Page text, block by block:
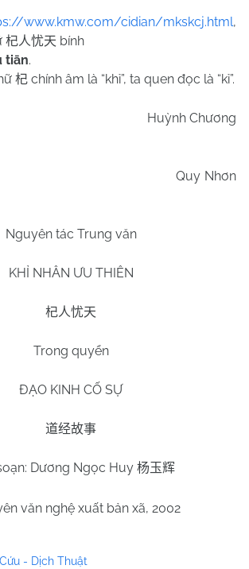
www.kmw.com/cidian/mkskcj.html,
杞人忧天 bính
tiān.
杞 chính âm là “khỉ”, ta quen đọc là “kỉ”.
Huỳnh Chương
Quy Nhơn
Nguyên tác Trung văn
KHỈ NHÂN ƯU THIÊN
杞人忧天
Trong quyển
ĐẠO KINH CỐ SỰ
道经故事
Dương Ngọc Huy 杨玉辉
văn nghệ xuất bản xã, 2002
- Dịch Thuật